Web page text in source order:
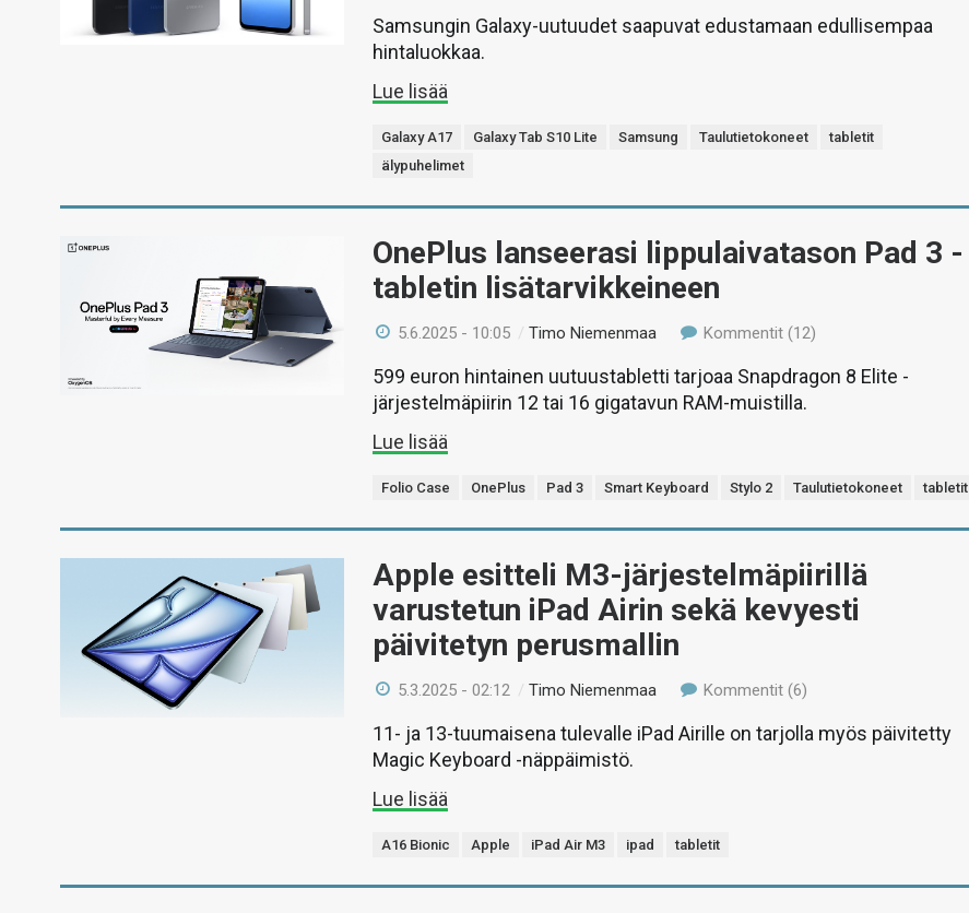
Samsungin Galaxy-uutuudet saapuvat edustamaan edullisempaa
hintaluokkaa.
Lue lisää
Galaxy A17 Galaxy Tab S10 Lite Samsung Taulutietokoneet
tabletit
älypuhelimet
OnePlus lanseerasi lippulaivatason Pad 3 -
tabletin lisätarvikkeineen
5.6.2025 - 10:05 /Timo Niemenmaa Kommentit (12)
599 euron hintainen uutuustabletti tarjoaa Snapdragon 8 Elite -
järjestelmäpiirin 12 tai 16 gigatavun RAM-muistilla.
Lue lisää
Folio Case OnePlus Pad 3 Smart Keyboard Stylo 2 Taulutietokoneet tabletit
Apple esitteli M3-järjestelmäpiirillä
varustetun iPad Airin sekä kevyesti
päivitetyn perusmallin
5.3.2025 - 02:12 /Timo Niemenmaa Kommentit (6)
11- ja 13-tuumaisena tulevalle iPad Airille on tarjolla myös päivitetty
Magic Keyboard -näppäimistö.
Lue lisää
A16 Bionic Apple iPad Air M3 ipad tabletit